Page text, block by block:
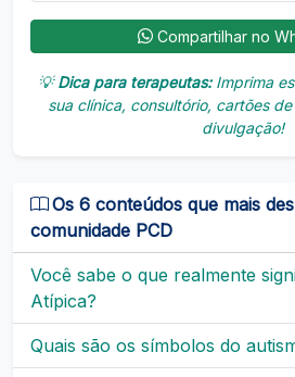
Compartilhar no
💡Dica para terapeutas:Imprima
sua clínica, consultório, cartões
divulgação!
Os 6 conteúdos que mais
comunidade PCD
Você sabe o que realmente
Atípica?
Quais são os símbolos do